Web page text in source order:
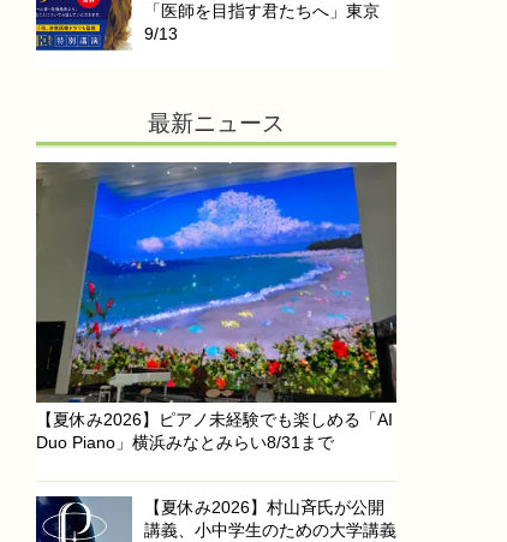
「医師を目指す君たちへ」東京
9/13
最新ニュース
【夏休み2026】ピアノ未経験でも楽しめる「AI
Duo Piano」横浜みなとみらい8/31まで
【夏休み2026】村山斉氏が公開
講義、小中学生のための大学講義